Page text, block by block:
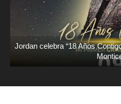
Jordan celebra “18 Años